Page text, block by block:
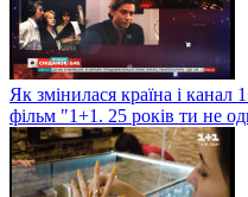
Як змінилася країна і канал
фільм "1+1. 25 років ти не